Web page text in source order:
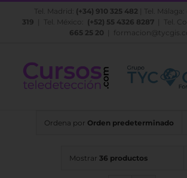
Saltar
Tel. Madrid: (+34) 910 325 482 | Tel. Málaga:
319 | Tel. México: (+52) 55 4326 8287| Tel.
665 25 20
Ordena por Orden predeterminado
Mostrar 36 productos